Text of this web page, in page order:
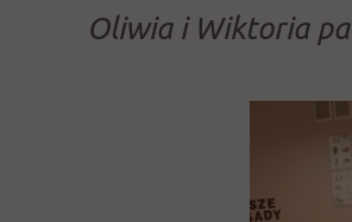
Oliwia i Wiktoria